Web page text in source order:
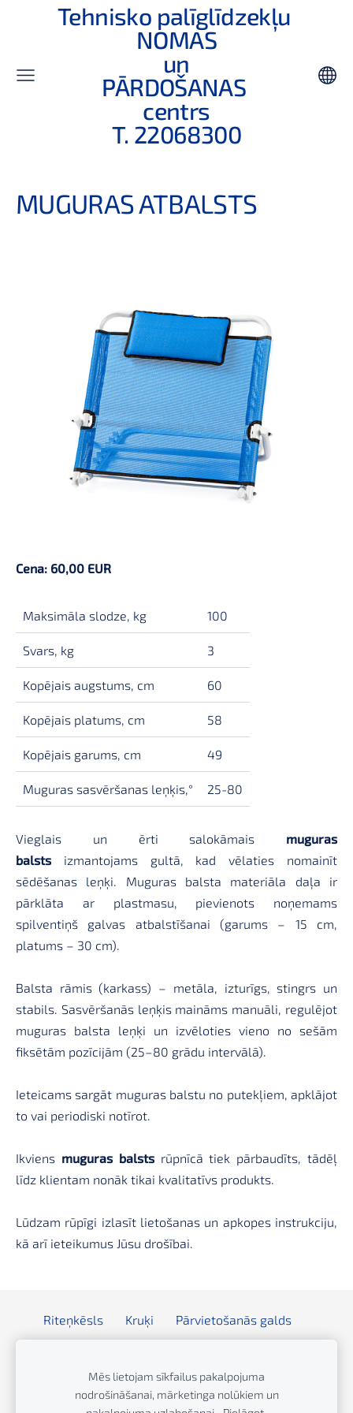
Tehnisko palīglīdzekļu
NOMAS
un
PĀRDOŠANAS
centrs
T. 22068300
MUGURAS ATBALSTS
Cena: 60,00 EUR
Maksimāla slodze, kg 100
Svars, kg 3
Kopējais augstums, cm 60
Kopējais platums, cm 58
Kopējais garums, cm 49
Muguras sasvēršanas leņķis,° 25-80
Vieglais un ērti salokāmais muguras
balsts izmantojams gultā, kad vēlaties nomainīt
sēdēšanas leņķi. Muguras balsta materiāla daļa ir
pārklāta ar plastmasu, pievienots noņemams
spilventiņš galvas atbalstīšanai (garums – 15 cm,
platums – 30 cm).
Balsta rāmis (karkass) – metāla, izturīgs, stingrs un
stabils. Sasvēršanās leņķis maināms manuāli, regulējot
muguras balsta leņķi un izvēloties vieno no sešām
fiksētām pozīcijām (25–80 grādu intervālā).
Ieteicams sargāt muguras balstu no putekļiem, apklājot
to vai periodiski notīrot.
Ikviens muguras balstsrūpnīcā tiek pārbaudīts, tādēļ
līdz klientam nonāk tikai kvalitatīvs produkts.
Lūdzam rūpīgi izlasīt lietošanas un apkopes instrukciju,
kā arī ieteikumus Jūsu drošībai.
Riteņkēsls Kruķi
Pārvietošanās galds
Dušas/tualetes krēsls
Rampa
Infūzijas statīvs
Sīkdatnes
Mēs lietojam sīkfailus pakalpojuma
nodrošināšanai, mārketinga nolūkiem un